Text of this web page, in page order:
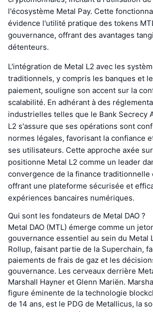
l'écosystème Metal Pay. Cette
évidence l'utilité pratique des tokens
gouvernance, offrant des avantages
détenteurs.
L'intégration de Metal L2 avec les
traditionnels, y compris les banques et
paiement, souligne son accent sur la
scalabilité. En adhérant à des
industrielles telles que le Bank Secrecy
L2 s'assure que ses opérations sont
normes légales, favorisant la confiance
ses utilisateurs. Cette approche axée
positionne Metal L2 comme un leader
convergence de la finance traditionnelle
offrant une plateforme sécurisée et
expériences bancaires numériques.
Qui sont les fondateurs de Metal DAO ?
Metal DAO (MTL) émerge comme un
gouvernance essentiel au sein du Metal
Rollup, faisant partie de la Superchain,
paiements de frais de gaz et les
gouvernance. Les cerveaux derrière
Marshall Hayner et Glenn Mariën.
figure éminente de la technologie
de 14 ans, est le PDG de Metallicus, la